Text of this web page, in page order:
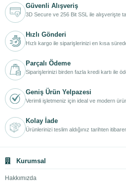
Güvenli Alışveriş
3D Secure ve 256 Bit SSL ile alışverişte
Hızlı Gönderi
Hızlı kargo ile siparişlerinizi en kısa sürede
Parçalı Ödeme
Siparişlerinizi birden fazla kredi kartı ile
Geniş Ürün Yelpazesi
Verimli işletmeniz için ideal ve modern
Kolay İade
Ürünlerinizi teslim aldığınız tarihten
Kurumsal
Hakkımızda